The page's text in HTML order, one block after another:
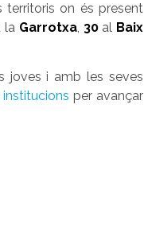
on és present
la Garrotxa, 30 al Baix
joves i amb les seves
per avançar